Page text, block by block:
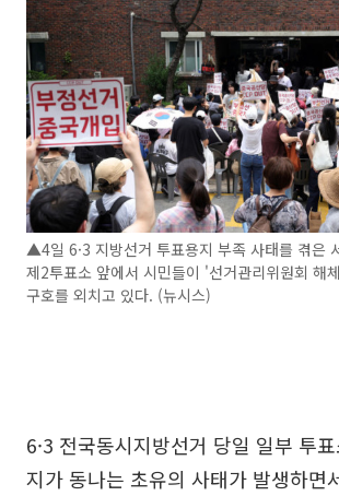
▲4일 6·3 지방선거 투표용지 부족 사태를 겪은
제2투표소 앞에서 시민들이 '선거관리위원회 해
구호를 외치고 있다. (뉴시스)
6·3 전국동시지방선거 당일 일부 투
지가 동나는 초유의 사태가 발생하면